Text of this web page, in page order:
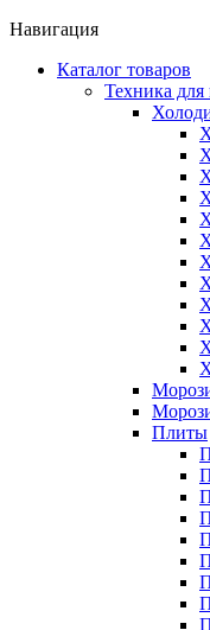
Навигация
Каталог товаров
Техника для
Плиты